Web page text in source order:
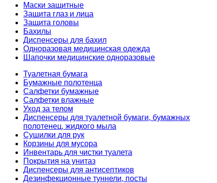
Маски защитные
Защита глаз и лица
Защита головы
Бахилы
Диспенсеры для бахил
Одноразовая медицинская одежда
Шапочки медицинские одноразовые
Туалетная бумага
Бумажные полотенца
Салфетки бумажные
Салфетки влажные
Уход за телом
Диспенсеры для туалетной бумаги, бумажных
полотенец, жидкого мыла
Сушилки для рук
Корзины для мусора
Инвентарь для чистки туалета
Покрытия на унитаз
Диспенсеры для антисептиков
Дезинфекционные туннели, посты